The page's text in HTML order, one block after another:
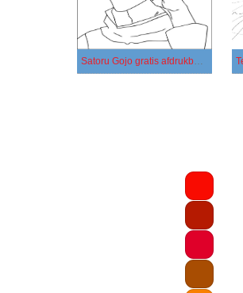
Satoru Gojo gratis afdrukbaar voor kinderen